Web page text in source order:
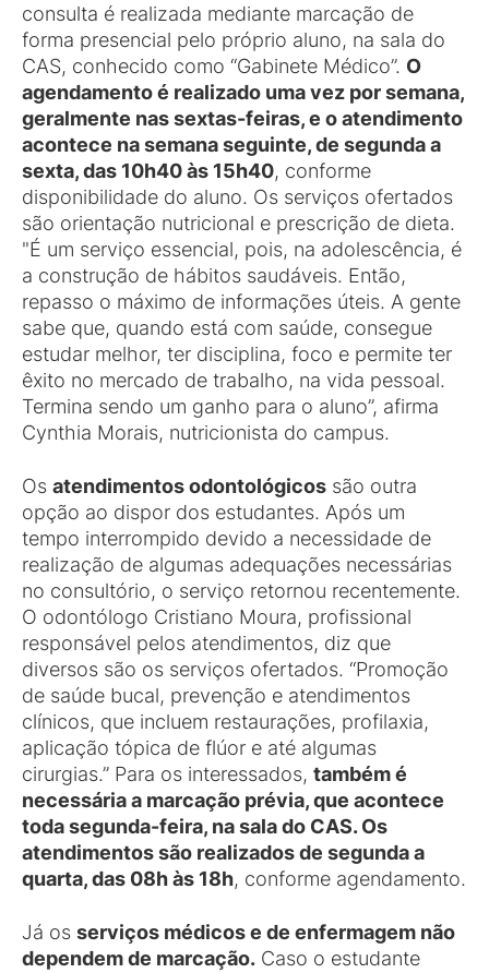
consulta é realizada mediante marcação de
forma presencial pelo próprio aluno, na sala do
CAS, conhecido como “Gabinete Médico”. O
agendamento é realizado uma vez por semana,
geralmente nas sextas-feiras, e o atendimento
acontece na semana seguinte, de segunda a
sexta, das 10h40 às 15h40, conforme
disponibilidade do aluno. Os serviços ofertados
são orientação nutricional e prescrição de dieta.
"É um serviço essencial, pois, na adolescência, é
a construção de hábitos saudáveis. Então,
repasso o máximo de informações úteis. A gente
sabe que, quando está com saúde, consegue
estudar melhor, ter disciplina, foco e permite ter
êxito no mercado de trabalho, na vida pessoal.
Termina sendo um ganho para o aluno”, afirma
Cynthia Morais, nutricionista do campus.
Os atendimentos odontológicos são outra
opção ao dispor dos estudantes. Após um
tempo interrompido devido a necessidade de
realização de algumas adequações necessárias
no consultório, o serviço retornou recentemente.
O odontólogo Cristiano Moura, profissional
responsável pelos atendimentos, diz que
diversos são os serviços ofertados. “Promoção
de saúde bucal, prevenção e atendimentos
clínicos, que incluem restaurações, profilaxia,
aplicação tópica de flúor e até algumas
cirurgias.” Para os interessados, também é
necessária a marcação prévia, que acontece
toda segunda-feira, na sala do CAS. Os
atendimentos são realizados de segunda a
quarta, das 08h às 18h, conforme agendamento.
Já os serviços médicos e de enfermagem não
dependem de marcação. Caso o estudante